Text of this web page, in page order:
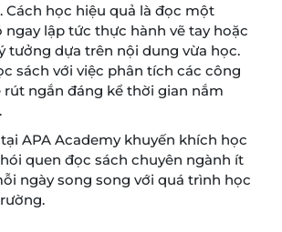
Cách học hiệu quả là đọc một
ngay lập tức thực hành vẽ tay hoặc
tưởng dựa trên nội dung vừa học.
sách với việc phân tích các công
ngắn đáng kể thời gian nắm
APA Academy khuyến khích học
quen đọc sách chuyên ngành ít
ngày song song với quá trình học